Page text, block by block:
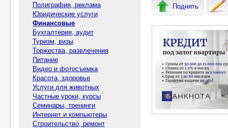
Полиграфия, реклама
Юридические услуги
Финансовые
Бухгалтерия, аудит
Туризм, визы
Торжества, развлечения
Питание
Видео и фотосъемка
Красота, здоровье
Услуги для животных
Частные уроки, курсы
Семинары, тренинги
Интернет и компьютеры
Строительство, ремонт
Поднять